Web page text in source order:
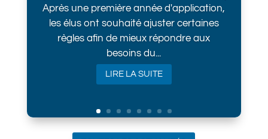
Après une première année d'application,
les élus ont souhaité ajuster certaines
règles afin de mieux répondre aux
besoins du...
LIRE LA SUITE